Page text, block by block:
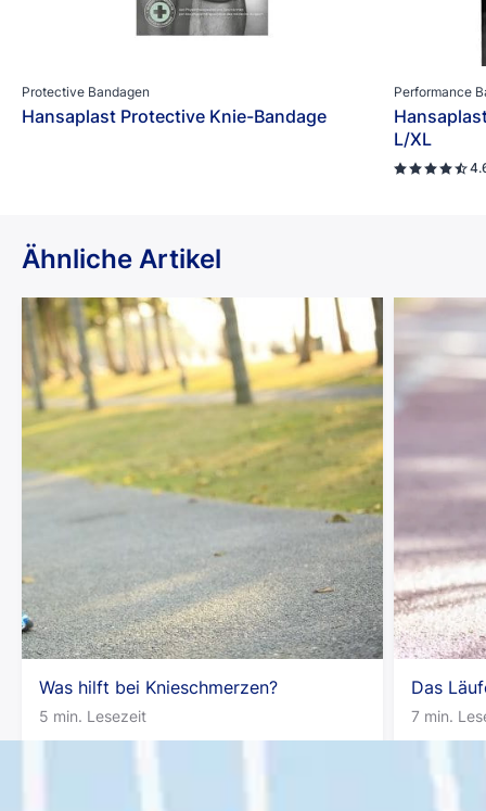
Protective Bandagen
Hansaplast Protective Knie-Bandage
Performance
L/XL
Ähnliche Artikel
Was hilft bei Knieschmerzen?
5 min. Lesezeit
Das
7 min.